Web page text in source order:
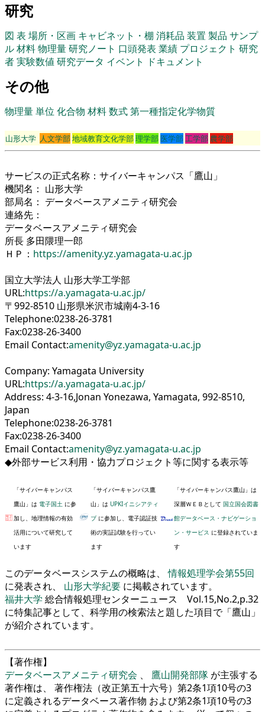
研究
図 表 場所・区画 キャビネット・棚 消耗品 装置 製品 サンプ
ル材料物理量研究ノート 口頭発表 業績 プロジェクト 研究
者実験数値 研究データ イベント ドキュメント
その他
物理量単位 化合物 材料数式第一種指定化学物質
山形大学 人文学部地域教育文化学部理学部 医学部工学部 農学部
サービスの正式名称：サイバーキャンパス「鷹山」
機関名： 山形大学
部局名： データベースアメニティ研究会
連絡先：
データベースアメニティ研究会
所長 多田隈理一郎
ＨＰ： https://amenity.yz.yamagata-u.ac.jp
国立大学法人 山形大学工学部
URL:https://a.yamagata-u.ac.jp/
〒992-8510 山形県米沢市城南4-3-16
Telephone:0238-26-3781
Fax:0238-26-3400
Email Contact:amenity@yz.yamagata-u.ac.jp
Company: Yamagata University
URL:https://a.yamagata-u.ac.jp/
Address: 4-3-16,Jonan Yonezawa, Yamagata, 992-8510,
Japan
Telephone:0238-26-3781
Fax:0238-26-3400
Email Contact:amenity@yz.yamagata-u.ac.jp
◆外部サービス利用・協力プロジェクト等に関する表示等
「サイバーキャンパス
鷹山」は 電子国土 に参
加し、地理情報の有効
活用について研究して
います
「サイバーキャンパス鷹
山」は UPKIイニシアティ
ブ に参加し、電子認証技
術の実証試験を行ってい
ます
「サイバーキャンパス鷹山」は
深層ＷＥＢとして 国立国会図書
館データベース・ナビゲーショ
ン・サービス に登録されていま
す
このデータベースシステムの概略は、情報処理学会第55回
に発表され、 山形大学紀要 に掲載されています。
福井大学 総合情報処理センターニュース Vol.15,No.2,p.32
に特集記事として、科学用の検索法と題した項目で「鷹山」
が紹介されています。
【著作権】
データベースアメニティ研究会 、 鷹山開発部隊 が主張する
著作権は、 著作権法（改正第五十六号）第2条1項10号の3
に定義されるデータベース著作物 および第2条1項10号の3